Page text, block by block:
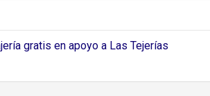
gratis en apoyo a Las Tejerías